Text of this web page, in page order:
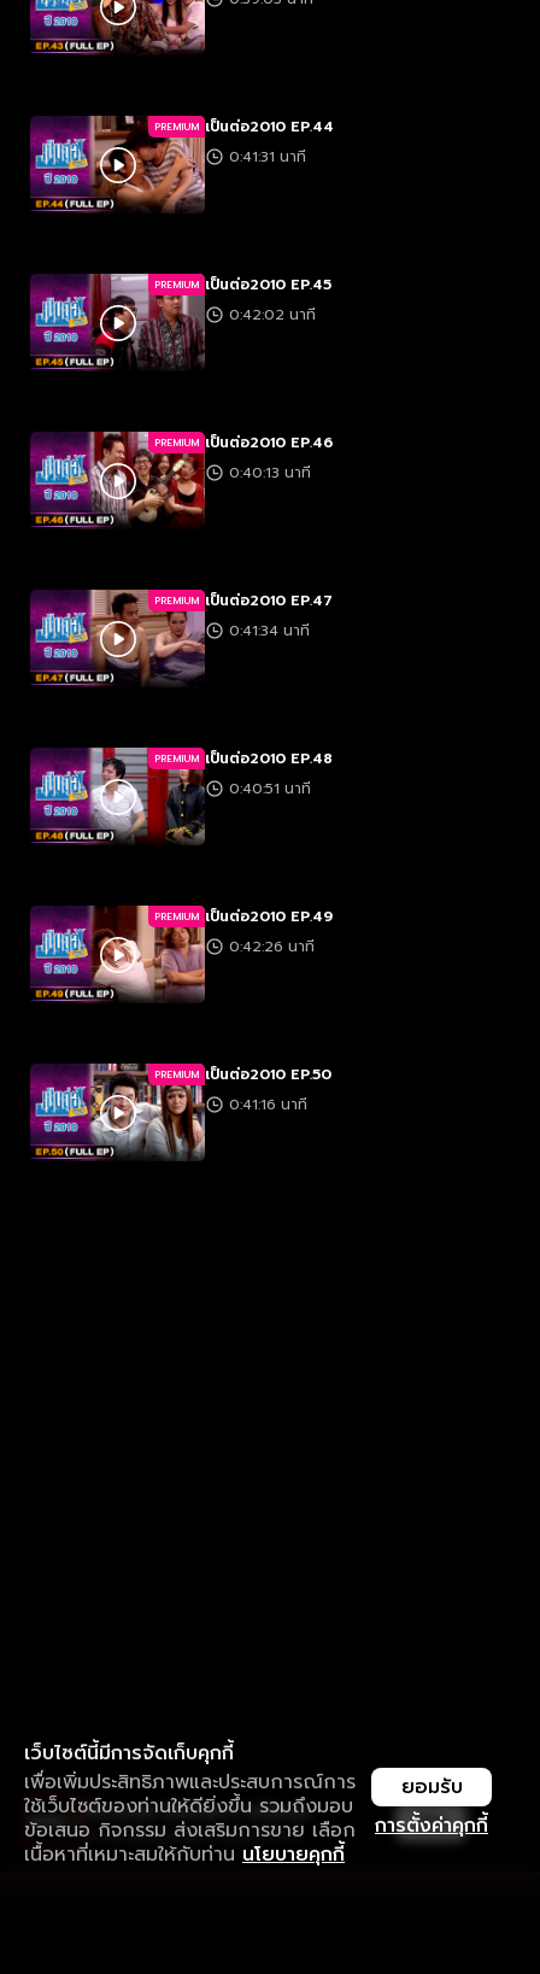
PREMIUM เป็นต่อ2010 EP.44
0:41:31 นาที
PREMIUM เป็นต่อ2010 EP.45
0:42:02 นาที
PREMIUM เป็นต่อ2010 EP.46
0:40:13 นาที
PREMIUM เป็นต่อ2010 EP.47
0:41:34 นาที
PREMIUM เป็นต่อ2010 EP.48
0:40:51 นาที
PREMIUM เป็นต่อ2010 EP.49
0:42:26 นาที
PREMIUM เป็นต่อ2010 EP.50
0:41:16 นาที
เว็บไซต์นี้มีการจัดเก็บคุกกี้
เพื่อเพิ่มประสิทธิภาพและประสบการณ์การ
ใช้เว็บไซต์ของท่านให้ดียิ่งขึ้น รวมถึงมอบ
ข้อเสนอ กิจกรรม ส่งเสริมการขาย เลือก
เนื้อหาที่เหมาะสมให้กับท่าน นโยบายคุกกี้
การตั้งค่าคุกกี้
ยอมรับ
ใช้งานแอป ลื่นไหลกว่า ไม่มีสะดุด
ดาวน์โหลดแอปเพื่อการรับชมที่ดีกว่า เปิด